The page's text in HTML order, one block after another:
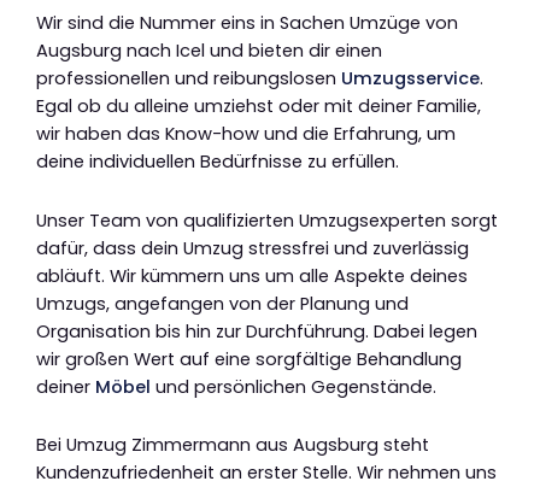
Wir sind die Nummer eins in Sachen Umzüge von
Augsburg nach Icel und bieten dir einen
professionellen und reibungslosen Umzugsservice.
Egal ob du alleine umziehst oder mit deiner Familie,
wir haben das Know-how und die Erfahrung, um
deine individuellen Bedürfnisse zu erfüllen.
Unser Team von qualifizierten Umzugsexperten sorgt
dafür, dass dein Umzug stressfrei und zuverlässig
abläuft. Wir kümmern uns um alle Aspekte deines
Umzugs, angefangen von der Planung und
Organisation bis hin zur Durchführung. Dabei legen
wir großen Wert auf eine sorgfältige Behandlung
deiner Möbel und persönlichen Gegenstände.
Bei Umzug Zimmermann aus Augsburg steht
Kundenzufriedenheit an erster Stelle. Wir nehmen uns